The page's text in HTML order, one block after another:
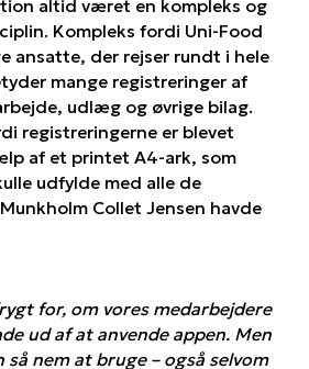
altid været en kompleks og
Kompleks fordi Uni-Food
ansatte, der rejser rundt i hele
mange registreringer af
udlæg og øvrige bilag.
registreringerne er blevet
af et printet A4-ark, som
udfylde med alle de
Collet Jensen havde
for, om vores medarbejdere
ud af at anvende appen. Men
nem at bruge – også selvom